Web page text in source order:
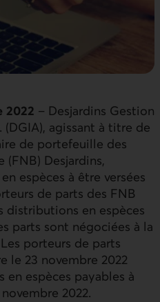
2022 – Desjardins Gestion
agissant à titre de
de portefeuille des
(FNB) Desjardins,
espèces à être versées
de parts des FNB
distributions en espèces
parts sont négociées à la
porteurs de parts
le 23 novembre 2022
espèces payables à
2022.